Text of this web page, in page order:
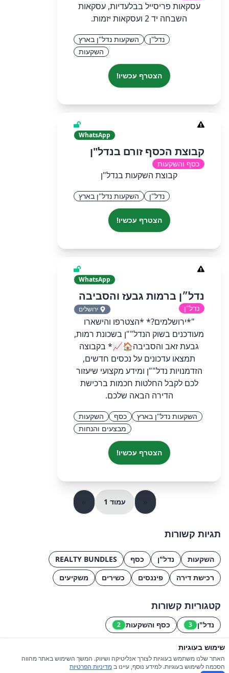
עסקאות פריסייל בבלעדיות, עסקאות
השבחה יד 2 ועסקאות יזמות.
נדל"ן
השקעות נדל"ן בארץ
השקעות
הצטרף עכשיו!
WhatsApp
קבוצת הכסף זורם בנדל"ן
כסף והשקעות
קבוצת השקעות בנדל"ן
נדל"ן השקעות נדל"ן בארץ
הצטרף עכשיו!
WhatsApp
נדל״ן ברמות גבעז והסביבה
נדל"ן ירושלים
"*ירושלמים?* *הצטרפו והישארו
מעודכנים בשוק הנדל""ן בשכונת רמות,
גבעת זאב והסביבה🏠📈* בקבוצה
תמצאו עדכונים על נכסים חדשים,
הזדמנויות נדל""ן ומידע מקצועי שיעזור
לכם לקבל החלטות חכמות ברכישת
הדירה הבאה שלכם.
השקעות נדל"ן בארץ כסף
השקעות
מבצעים והנחות
הצטרף עכשיו!
עמוד 1
תגיות קשורות
השקעות נדל"ן כסף
REALTY BUNDLES
רכישת דירה
פיננסים כשירים משקיעים
קטגוריות קשורות
נדל"ן 3 כסף והשקעות 2
© 2026 כל הזכויות שמורות ל-iGroupsIL
שימוש בעוגיות
האתר שלנו משתמש בעוגיות לצורך אנליטיקה ושיווק. המשך השימוש באתר מהווה
הסכמה לשימוש בעוגיות. למידע נוסף, עיינו במדיניות הפרטיות